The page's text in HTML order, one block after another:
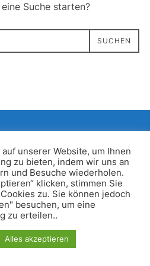
Suche starten?
SUCHEN
Theme von WPZOOM
unserer Website, um Ihnen
zu bieten, indem wir uns an
und Besuche wiederholen.
klicken, stimmen Sie
zu. Sie können jedoch
besuchen, um eine
zu erteilen..
Alles akzeptieren